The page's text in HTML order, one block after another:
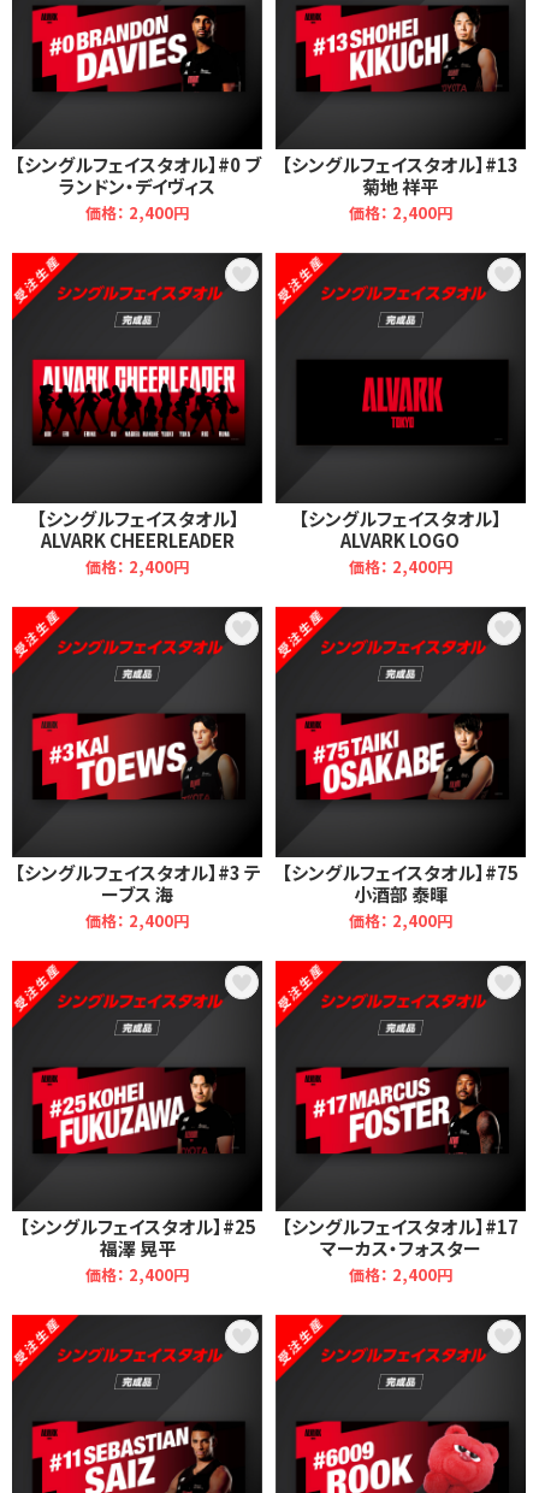
【シングルフェイスタオル】#0 ブ
ランドン・デイヴィス
価格： 2,400円
【シングルフェイスタオル】#13
菊地 祥平
価格： 2,400円
【シングルフェイスタオル】
ALVARK CHEERLEADER
価格： 2,400円
【シングルフェイスタオル】
ALVARK LOGO
価格： 2,400円
【シングルフェイスタオル】#3 テ
ーブス 海
価格： 2,400円
【シングルフェイスタオル】#75
小酒部 泰暉
価格： 2,400円
【シングルフェイスタオル】#25
福澤 晃平
価格： 2,400円
【シングルフェイスタオル】#17
マーカス・フォスター
価格： 2,400円